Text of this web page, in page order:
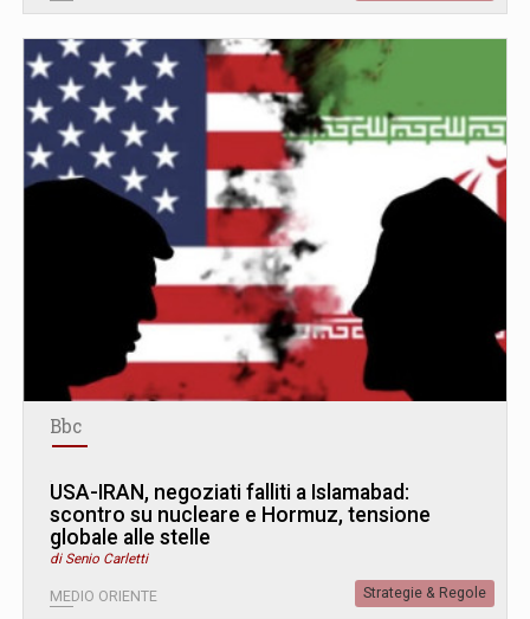
Bbc
USA-IRAN, negoziati falliti a Islamabad:
scontro su nucleare e Hormuz, tensione
globale alle stelle
di Senio Carletti
MEDIO ORIENTE Strategie & Regole